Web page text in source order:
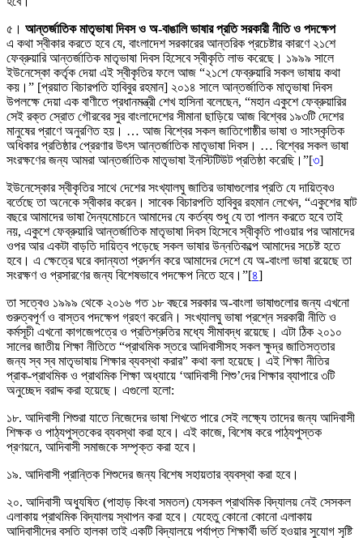
৫। আন্তর্জাতিক মাতৃভাষা দিবস ও অ-বাঙালি ভাষার প্রতি সরকারী নীতি ও পদক্ষেপ
এ কথা স্বীকার করতে হবে যে, বাংলাদেশ সরকারের আন্তরিক প্রচেষ্টার কারণে ২১শে
ফেব্রুয়ারি আন্তর্জাতিক মাতৃভাষা দিবস হিসেবে স্বীকৃতি লাভ করেছে। ১৯৯৯ সালে
ইউনেস্কো কর্তৃক দেয়া এই স্বীকৃতির ফলে আজ “২১শে ফেব্রুয়ারি সকল ভাষায় কথা
কয়।” [প্রয়াত বিচারপতি হাবিবুর রহমান] ২০১৪ সালে আন্তর্জাতিক মাতৃভাষা দিবস
উপলক্ষে দেয়া এক বাণীতে প্রধানমন্ত্রী শেখ হাসিনা বলেছেন, “মহান একুশে ফেব্রুয়ারির
সেই রক্ত স্রোত গৌরবের সুর বাংলাদেশের সীমানা ছাড়িয়ে আজ বিশ্বের ১৯৩টি দেশের
মানুষের প্রাণে অনুরণিত হয়। … আজ বিশ্বের সকল জাতিগোষ্ঠীর ভাষা ও সাংস্কৃতিক
অধিকার প্রতিষ্ঠার প্রেরণার উৎস আন্তর্জাতিক মাতৃভাষা দিবস। … বিশ্বের সকল ভাষা
সংরক্ষণের জন্য আমরা আন্তর্জাতিক মাতৃভাষা ইনস্টিটিউট প্রতিষ্ঠা করেছি।”[৩]
ইউনেস্কোর স্বীকৃতির সাথে দেশের সংখ্যালঘু জাতির ভাষাগুলোর প্রতি যে দায়িত্বও
বর্তেছে তা অনেকে স্বীকার করেন। সাবেক বিচারপতি হাবিবুর রহমান লেখেন, “একুশের ষাট
বছরে আমাদের ভাষা দৈন্যমোচনে আমাদের যে কর্তব্য শুধু যে তা পালন করতে হবে তাই
নয়, একুশে ফেব্রুয়ারি আন্তর্জাতিক মাতৃভাষা দিবস হিসেবে স্বীকৃতি পাওয়ার পর আমাদের
ওপর আর একটা বাড়তি দায়িত্ব পড়েছে সকল ভাষার উন্নতিকল্পে আমাদের সচেষ্ট হতে
হবে। এ ক্ষেত্রে ঘরে বদান্যতা প্রদর্শন করে আমাদের দেশে যে অ-বাংলা ভাষা রয়েছে তা
সংরক্ষণ ও প্রসারণের জন্য বিশেষভাবে পদক্ষেপ নিতে হবে।”[৪]
তা সত্বেও ১৯৯৯ থেকে ২০১৬ গত ১৮ বছরে সরকার অ-বাংলা ভাষাগুলোর জন্য এখনো
গুরুত্বপূর্ণ ও বাস্তব পদক্ষেপ গ্রহণ করেনি। সংখ্যালঘু ভাষা প্রশ্নে সরকারী নীতি ও
কর্মসূচী এখনো কাগজেপত্রে ও প্রতিশ্রুতির মধ্যে সীমাবদ্ধ রয়েছে। এটা ঠিক ২০১০
সালের জাতীয় শিক্ষা নীতিতে “প্রাথমিক স্তরে আদিবাসীসহ সকল ক্ষুদ্র জাতিসত্তার
জন্য স্ব স্ব মাতৃভাষায় শিক্ষার ব্যবস্থা করার” কথা বলা হয়েছে। এই শিক্ষা নীতির
প্রাক-প্রাথমিক ও প্রাথমিক শিক্ষা অধ্যায়ে ‘আদিবাসী শিশু’দের শিক্ষার ব্যাপারে ৩টি
অনুচ্ছেদ বরাদ্দ করা হয়েছে। এগুলো হলো:
১৮. আদিবাসী শিশুরা যাতে নিজেদের ভাষা শিখতে পারে সেই লক্ষ্যে তাদের জন্য আদিবাসী
শিক্ষক ও পাঠ্যপুস্তকের ব্যবস্থা করা হবে। এই কাজে, বিশেষ করে পাঠ্যপুস্তক
প্রণয়নে, আদিবাসী সমাজকে সম্পৃক্ত করা হবে।
১৯. আদিবাসী প্রান্তিক শিশুদের জন্য বিশেষ সহায়তার ব্যবস্থা করা হবে।
২০. আদিবাসী অধ্যুষিত (পাহাড় কিংবা সমতল) যেসকল প্রাথমিক বিদ্যালয় নেই সেসকল
এলাকায় প্রাথমিক বিদ্যালয় স্থাপন করা হবে। যেহেতু কোনো কোনো এলাকায়
আদিবাসীদের বসতি হালকা তাই একটি বিদ্যালয়ে পর্যাপ্ত শিক্ষার্থী ভর্তি হওয়ার সুযোগ সৃষ্টি